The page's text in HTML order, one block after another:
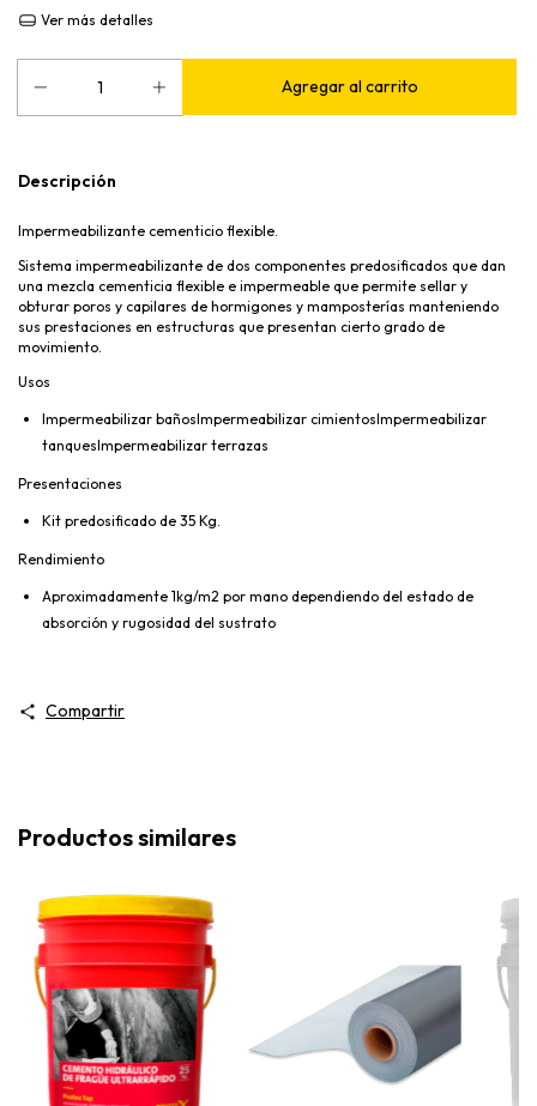
Ver más detalles
Descripción
Impermeabilizante cementicio flexible.
Sistema impermeabilizante de dos componentes predosificados que dan
una mezcla cementicia flexible e impermeable que permite sellar y
obturar poros y capilares de hormigones y mamposterías manteniendo
sus prestaciones en estructuras que presentan cierto grado de
movimiento.
Usos
Impermeabilizar bañosImpermeabilizar cimientosImpermeabilizar
tanquesImpermeabilizar terrazas
Presentaciones
Kit predosificado de 35 Kg.
Rendimiento
Aproximadamente 1kg/m2 por mano dependiendo del estado de
absorción y rugosidad del sustrato
Compartir
Productos similares